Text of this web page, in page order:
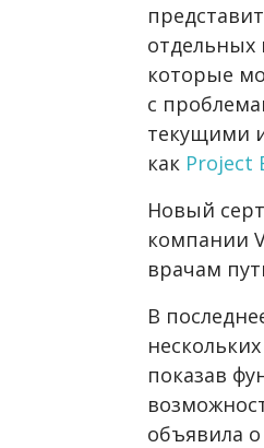
отдельных
которые
с
текущими
как Project
Новый
компании
врачам
В
показав
объявила